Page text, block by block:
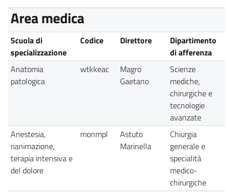
Area medica
Scuola di
specializzazione
Codice Direttore
Dipartimento
di afferenza
Anatomia
patologica
wtkkeac
Magro
Gaetano
Scienze
mediche,
chirurgiche e
tecnologie
avanzate
Anestesia,
rianimazione,
terapia intensiva e
del dolore
monmpl
Astuto
Marinella
Chiurgia
generale e
specialità
medico-
chirurgiche